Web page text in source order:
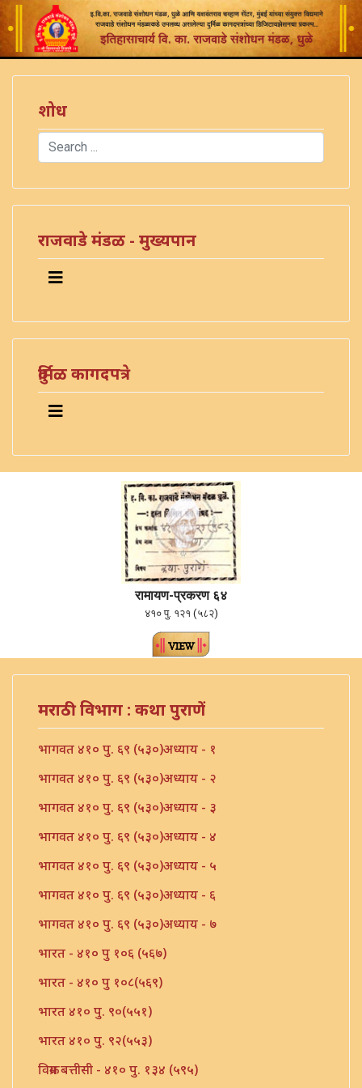
शोध
Search
राजवाडे मंडळ - मुख्यपान
दुर्मिळ कागदपत्रे
रामायण-प्रकरण ६४
४१० पु. १२१ (५८२)
मराठी विभाग : कथा पुराणें
भागवत ४१० पु. ६९ (५३०)अध्याय - १
भागवत ४१० पु. ६९ (५३०)अध्याय - २
भागवत ४१० पु. ६९ (५३०)अध्याय - ३
भागवत ४१० पु. ६९ (५३०)अध्याय - ४
भागवत ४१० पु. ६९ (५३०)अध्याय - ५
भागवत ४१० पु. ६९ (५३०)अध्याय - ६
भागवत ४१० पु. ६९ (५३०)अध्याय - ७
भारत - ४१० पु १०६ (५६७)
भारत - ४१० पु १०८(५६९)
भारत ४१० पु. ९०(५५१)
भारत ४१० पु. ९२(५५३)
विक्रम बत्तीसी - ४१० पु. १३४ (५९५)